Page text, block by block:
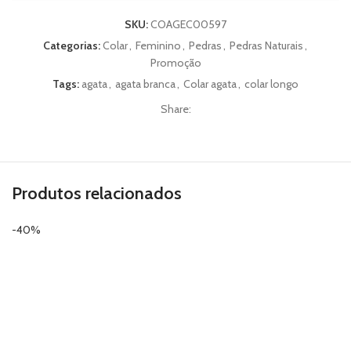
SKU:COAGEC00597
Categorias:Colar, Feminino, Pedras, Pedras Naturais,
Promoção
Tags: agata, agata branca, Colar agata, colar longo
Share:
Produtos relacionados
-40%